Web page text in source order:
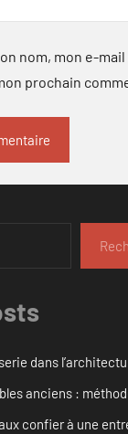
nom, mon e-
prochain
dans
anciens :
confier à une